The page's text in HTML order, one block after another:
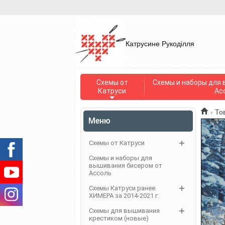
Катрусине Рукоділля
Схемы от
Катруси
Схемы и наборы для
›
Меню
Схемы от Катруси
Схемы и наборы для
вышивания бисером от
Ассоль
Схемы Катруси ранее
ХИМЕРА за 2014-2021 г.
Схемы для вышивания
крестиком (новые)